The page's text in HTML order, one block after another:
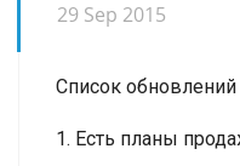
29 Sep 2015
Список
1. Есть планы